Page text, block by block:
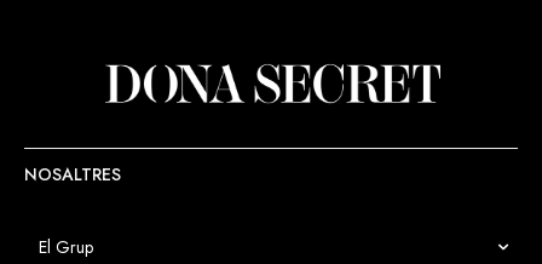
NOSALTRES
El Grup